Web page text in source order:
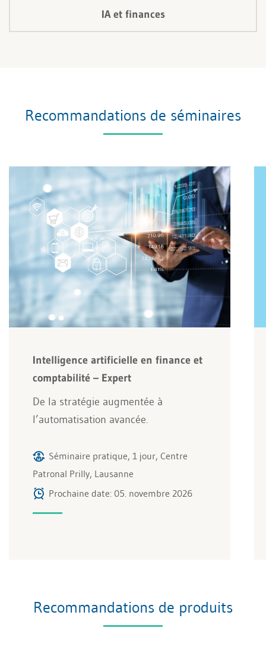
IA et finances
Recommandations de séminaires
Intelligence artificielle en finance et
comptabilité – Expert
De la stratégie augmentée à
l’automatisation avancée.
Séminaire pratique, 1 jour, Centre
Patronal Prilly, Lausanne
Prochaine date: 05. novembre 2026
Recommandations de produits